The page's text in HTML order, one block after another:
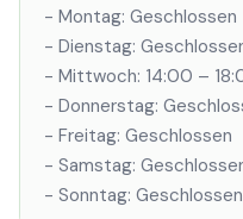
- Montag: Geschlossen
- Dienstag:
- Mittwoch: 14:00 –
- Donnerstag:
- Freitag: Geschlossen
- Samstag:
- Sonntag: Geschlossen